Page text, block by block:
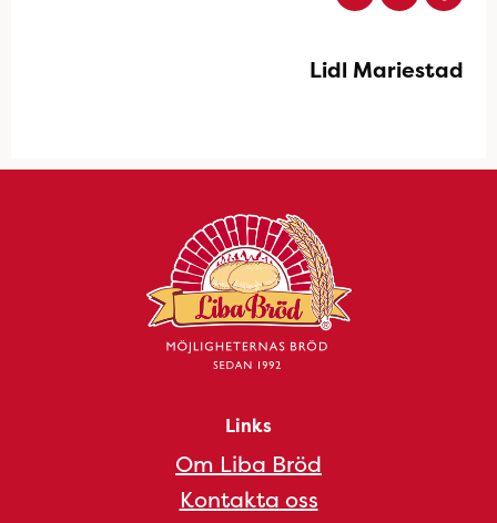
Lidl Mariestad
Links
Om Liba Bröd
Kontakta oss